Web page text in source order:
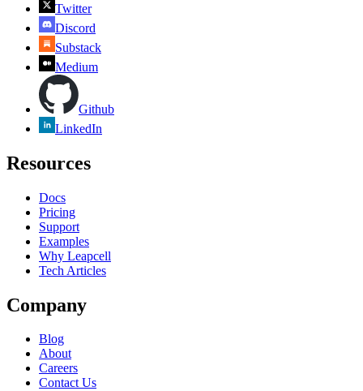
Twitter
Discord
Substack
Medium
Github
LinkedIn
Resources
Docs
Pricing
Support
Examples
Why Leapcell
Tech Articles
Company
Blog
About
Careers
Contact Us